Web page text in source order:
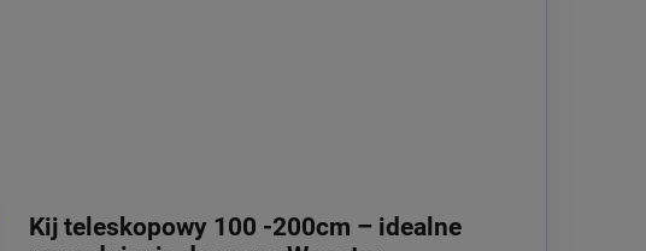
Kij teleskopowy 100 -200cm – idealne